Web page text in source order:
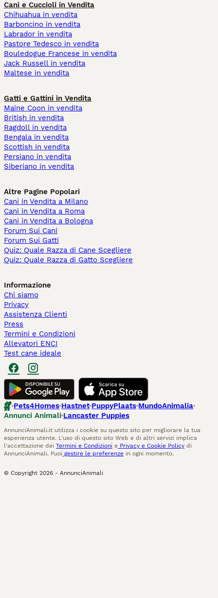
Cani e Cuccioli in Vendita
Chihuahua in vendita
Barboncino in vendita
Labrador in vendita
Pastore Tedesco in vendita
Bouledogue Francese in vendita
Jack Russell in vendita
Maltese in vendita
Gatti e Gattini in Vendita
Maine Coon in vendita
British in vendita
Ragdoll in vendita
Bengala in vendita
Scottish in vendita
Persiano in vendita
Siberiano in vendita
Altre Pagine Popolari
Cani in Vendita a Milano
Cani in Vendita a Roma
Cani in Vendita a Bologna
Forum Sui Cani
Forum Sui Gatti
Quiz: Quale Razza di Cane Scegliere
Quiz: Quale Razza di Gatto Scegliere
Informazione
Chi siamo
Privacy
Assistenza Clienti
Press
Termini e Condizioni
Allevatori ENCI
Test cane ideale
Pets4Homes Hastnet PuppyPlaats MundoAnimalia
Annunci Animali Lancaster Puppies
AnnunciAnimali.it utilizza i cookie su questo sito per migliorare la tua
esperienza utente. L'uso di questo sito Web e di altri servizi implica
l'accettazione dei Termini e Condizioni e Privacy e Cookie Policy di
AnnunciAnimali. Puoi gestire le preferenze in ogni momento.
© Copyright 2026 - AnnunciAnimali